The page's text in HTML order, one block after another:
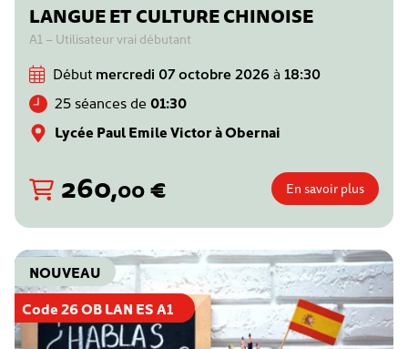
LANGUE ET CULTURE CHINOISE
A1 – Utilisateur vrai débutant
Début mercredi 07 octobre 2026 à 18:30
25 séances de 01:30
Lycée Paul Emile Victor à Obernai
260,00€ En savoir plus
Code 26 OB LAN ES A1
NOUVEAU